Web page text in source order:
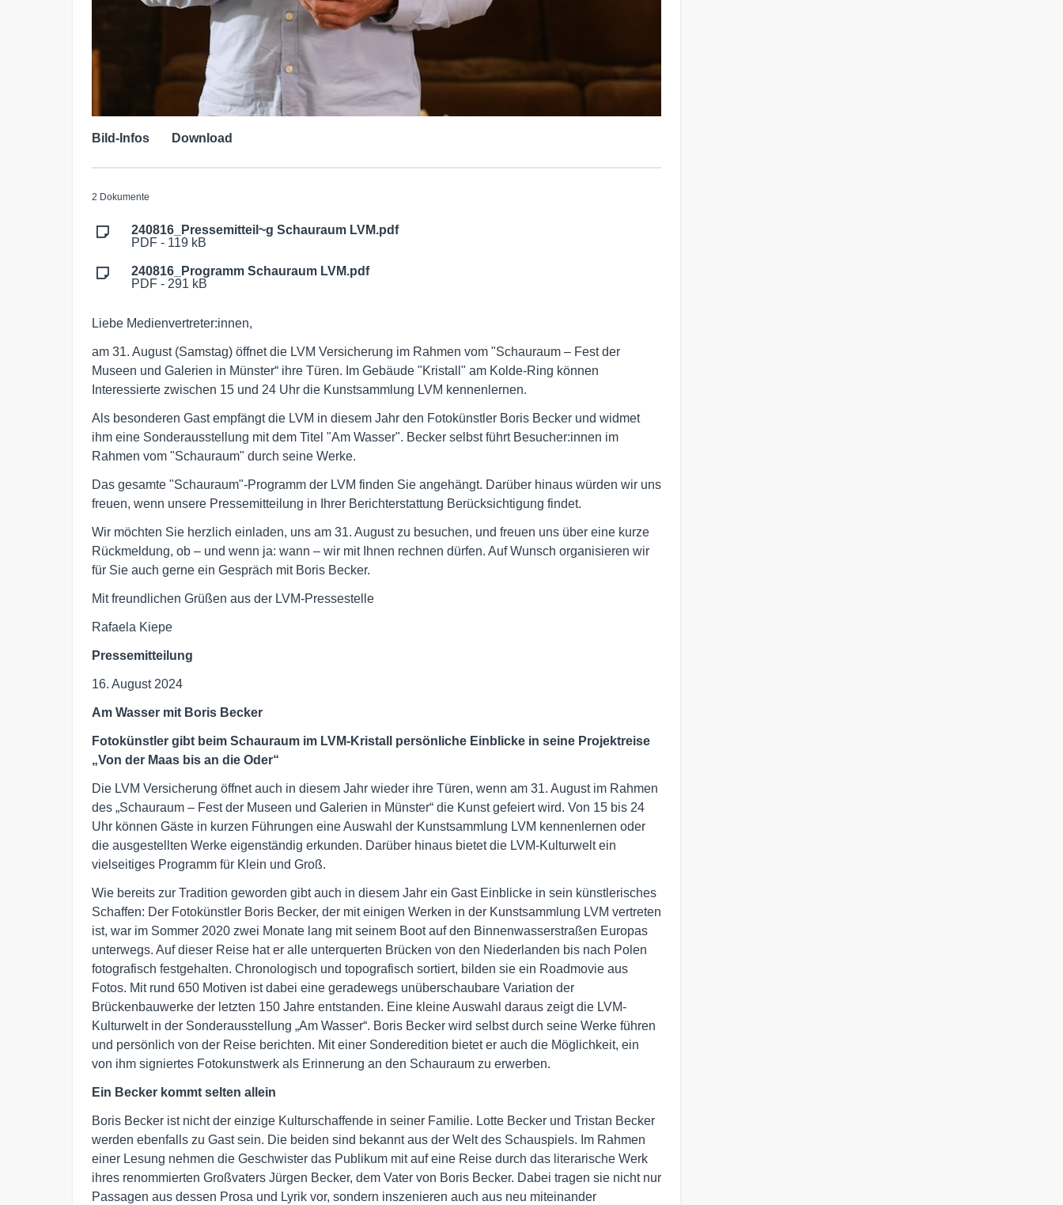
Bild-Infos Download
2 Dokumente
240816_Pressemitteil~g Schauraum LVM.pdf
PDF - 119 kB
240816_Programm Schauraum LVM.pdf
PDF - 291 kB
Liebe Medienvertreter:innen,
am 31. August (Samstag) öffnet die LVM Versicherung im Rahmen vom "Schauraum – Fest der
Museen und Galerien in Münster“ ihre Türen. Im Gebäude "Kristall" am Kolde-Ring können
Interessierte zwischen 15 und 24 Uhr die Kunstsammlung LVM kennenlernen.
Als besonderen Gast empfängt die LVM in diesem Jahr den Fotokünstler Boris Becker und widmet
ihm eine Sonderausstellung mit dem Titel "Am Wasser". Becker selbst führt Besucher:innen im
Rahmen vom "Schauraum" durch seine Werke.
Das gesamte "Schauraum"-Programm der LVM finden Sie angehängt. Darüber hinaus würden wir uns
freuen, wenn unsere Pressemitteilung in Ihrer Berichterstattung Berücksichtigung findet.
Wir möchten Sie herzlich einladen, uns am 31. August zu besuchen, und freuen uns über eine kurze
Rückmeldung, ob – und wenn ja: wann – wir mit Ihnen rechnen dürfen. Auf Wunsch organisieren wir
für Sie auch gerne ein Gespräch mit Boris Becker.
Mit freundlichen Grüßen aus der LVM-Pressestelle
Rafaela Kiepe
Pressemitteilung
16. August 2024
Am Wasser mit Boris Becker
Fotokünstler gibt beim Schauraum im LVM-Kristall persönliche Einblicke in seine Projektreise
„Von der Maas bis an die Oder“
Die LVM Versicherung öffnet auch in diesem Jahr wieder ihre Türen, wenn am 31. August im Rahmen
des „Schauraum – Fest der Museen und Galerien in Münster“ die Kunst gefeiert wird. Von 15 bis 24
Uhr können Gäste in kurzen Führungen eine Auswahl der Kunstsammlung LVM kennenlernen oder
die ausgestellten Werke eigenständig erkunden. Darüber hinaus bietet die LVM-Kulturwelt ein
vielseitiges Programm für Klein und Groß.
Wie bereits zur Tradition geworden gibt auch in diesem Jahr ein Gast Einblicke in sein künstlerisches
Schaffen: Der Fotokünstler Boris Becker, der mit einigen Werken in der Kunstsammlung LVM vertreten
ist, war im Sommer 2020 zwei Monate lang mit seinem Boot auf den Binnenwasserstraßen Europas
unterwegs. Auf dieser Reise hat er alle unterquerten Brücken von den Niederlanden bis nach Polen
fotografisch festgehalten. Chronologisch und topografisch sortiert, bilden sie ein Roadmovie aus
Fotos. Mit rund 650 Motiven ist dabei eine geradewegs unüberschaubare Variation der
Brückenbauwerke der letzten 150 Jahre entstanden. Eine kleine Auswahl daraus zeigt die LVM-
Kulturwelt in der Sonderausstellung „Am Wasser“. Boris Becker wird selbst durch seine Werke führen
und persönlich von der Reise berichten. Mit einer Sonderedition bietet er auch die Möglichkeit, ein
von ihm signiertes Fotokunstwerk als Erinnerung an den Schauraum zu erwerben.
Ein Becker kommt selten allein
Boris Becker ist nicht der einzige Kulturschaffende in seiner Familie. Lotte Becker und Tristan Becker
werden ebenfalls zu Gast sein. Die beiden sind bekannt aus der Welt des Schauspiels. Im Rahmen
einer Lesung nehmen die Geschwister das Publikum mit auf eine Reise durch das literarische Werk
ihres renommierten Großvaters Jürgen Becker, dem Vater von Boris Becker. Dabei tragen sie nicht nur
Passagen aus dessen Prosa und Lyrik vor, sondern inszenieren auch aus neu miteinander